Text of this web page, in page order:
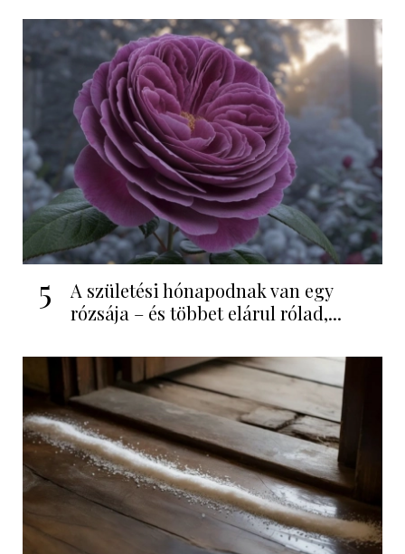
5
A születési hónapodnak van egy
rózsája – és többet elárul rólad,...